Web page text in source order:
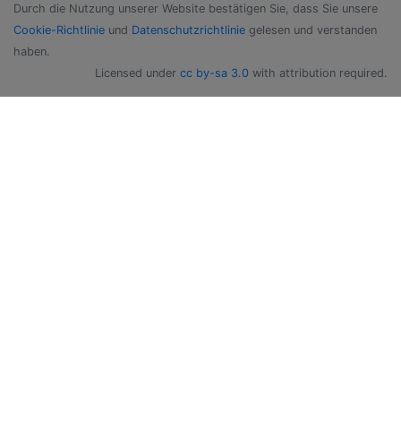
Durch die Nutzung unserer Website bestätigen Sie, dass Sie unsere
Cookie-Richtlinie und Datenschutzrichtlinie gelesen und verstanden
haben.
Licensed under cc by-sa 3.0 with attribution required.